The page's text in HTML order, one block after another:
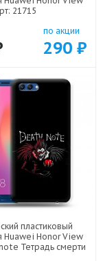
21715
по акции
290 ₽
пластиковый
Huawei Honor View
Тетрадь смерти